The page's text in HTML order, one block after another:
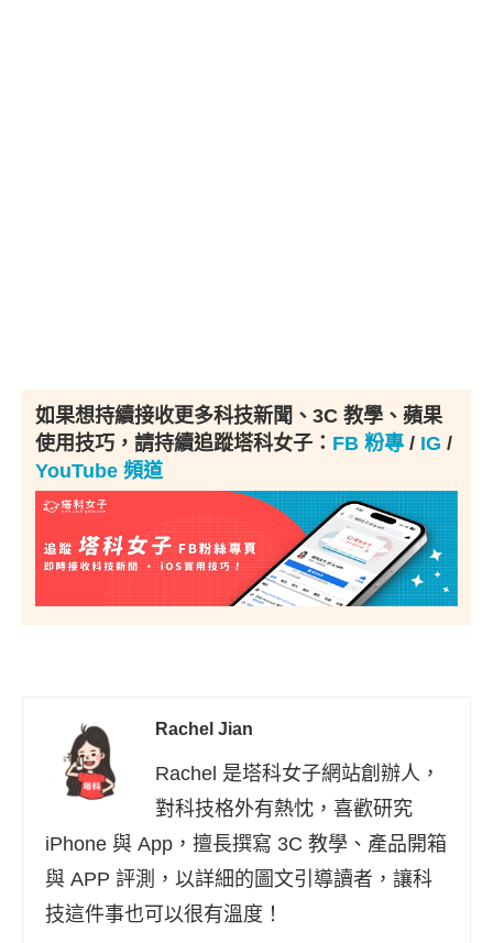
如果想持續接收更多科技新聞、3C 教學、蘋果
使用技巧，請持續追蹤塔科女子： FB 粉專 / IG /
YouTube 頻道
Rachel Jian
Rachel 是塔科女子網站創辦人，
對科技格外有熱忱，喜歡研究
iPhone 與 App，擅長撰寫 3C 教學、產品開箱
與 APP 評測，以詳細的圖文引導讀者，讓科
技這件事也可以很有溫度！